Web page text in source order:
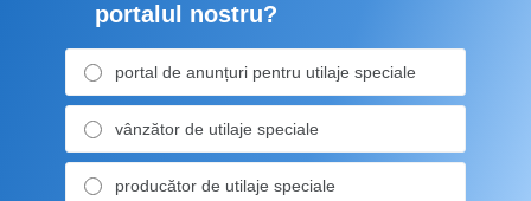
portalul nostru?
portal de anunțuri pentru utilaje speciale
vânzător de utilaje speciale
producător de utilaje speciale